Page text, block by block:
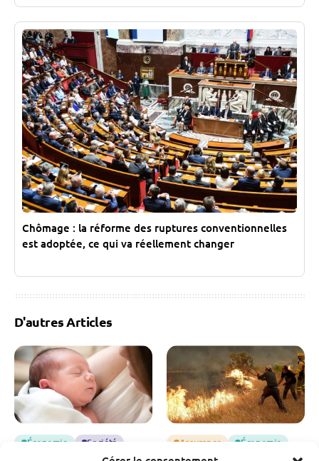
Chômage : la réforme des ruptures conventionnelles
est adoptée, ce qui va réellement changer
D'autres Articles
Économie Société Assurance Économie